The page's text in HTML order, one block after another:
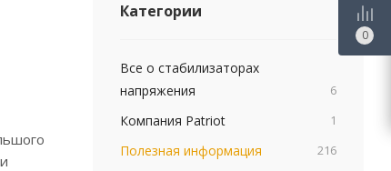
Категории
Все о стабилизаторах
напряжения
6
Компания Patriot 1
Полезная информация 216
0